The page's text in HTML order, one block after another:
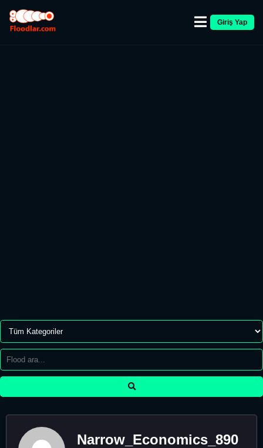
Giriş Yap
Narrow_Economics_890